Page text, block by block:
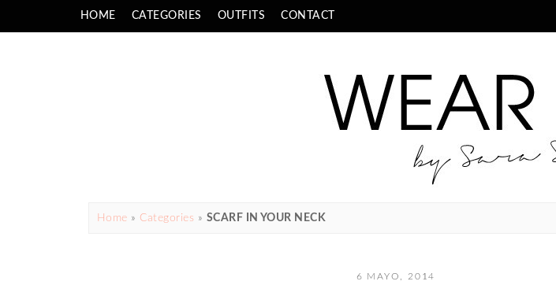
HOME CATEGORIES OUTFITS CONTACT
Home » Categories » SCARF IN YOUR NECK
6 MAYO, 2014